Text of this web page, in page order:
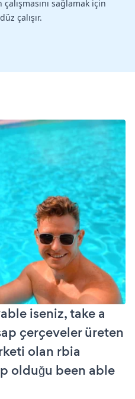
sağlamak için
çalışır.
iseniz, take a
çerçeveler üreten
olan rbia
olduğu been able